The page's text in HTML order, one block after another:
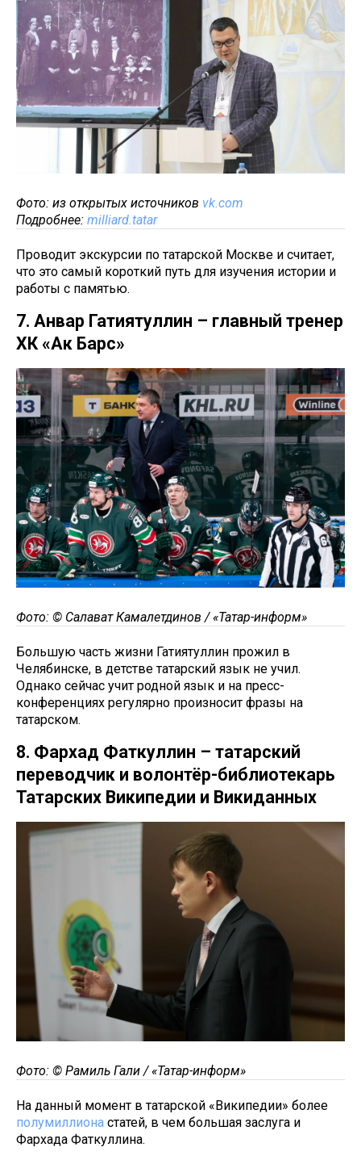
Фото: из открытых источников vk.com
Подробнее: milliard.tatar
Проводит экскурсии по татарской Москве и считает,
что это самый короткий путь для изучения истории и
работы с памятью.
7. Анвар Гатиятуллин – главный тренер
ХК «Ак Барс»
Фото: © Салават Камалетдинов / «Татар-информ»
Большую часть жизни Гатиятуллин прожил в
Челябинске, в детстве татарский язык не учил.
Однако сейчас учит родной язык и на пресс-
конференциях регулярно произносит фразы на
татарском.
8. Фархад Фаткуллин – татарский
переводчик и волонтёр-библиотекарь
Татарских Википедии и Викиданных
Фото: © Рамиль Гали / «Татар-информ»
На данный момент в татарской «Википедии» более
полумиллиона статей, в чем большая заслуга и
Фархада Фаткуллина.